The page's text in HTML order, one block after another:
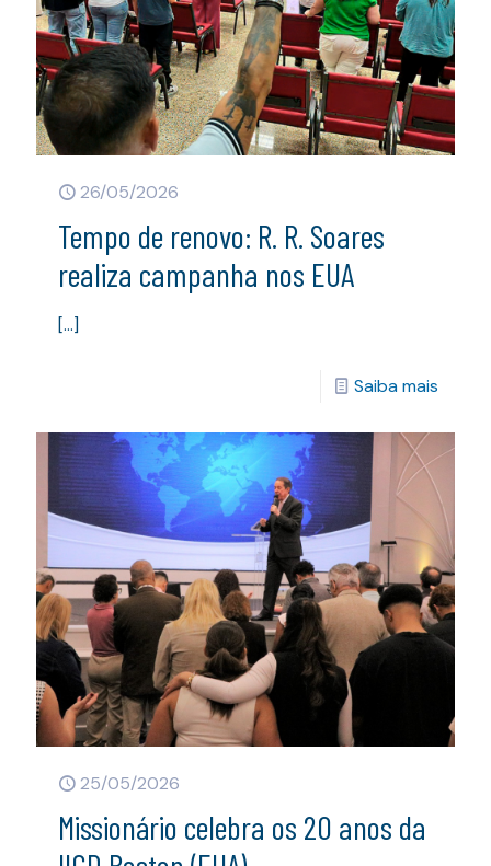
26/05/2026
Tempo de renovo: R. R. Soares
realiza campanha nos EUA
[…]
Saiba mais
25/05/2026
Missionário celebra os 20 anos da